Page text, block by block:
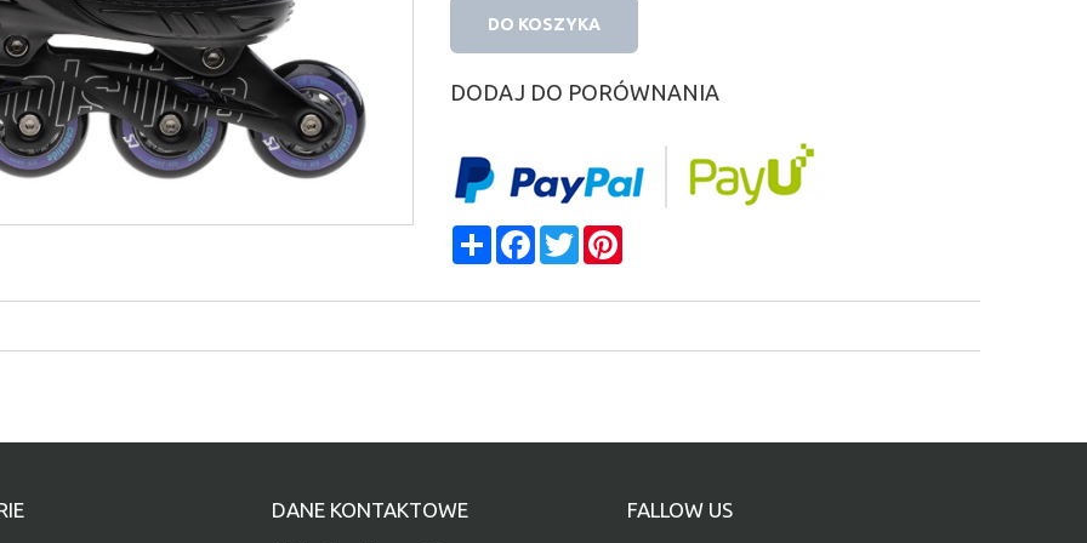
DO KOSZYKA
DODAJ DO PORÓWNANIA
ShareFacebook
Twitter
DANE KONTAKTOWE FALLOW US